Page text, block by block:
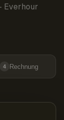
Everhour
4 Rechnung